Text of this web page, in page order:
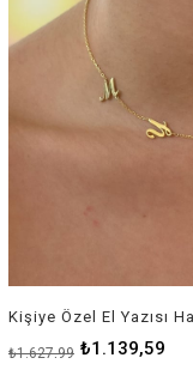
₺1.139,59
₺1.627,99